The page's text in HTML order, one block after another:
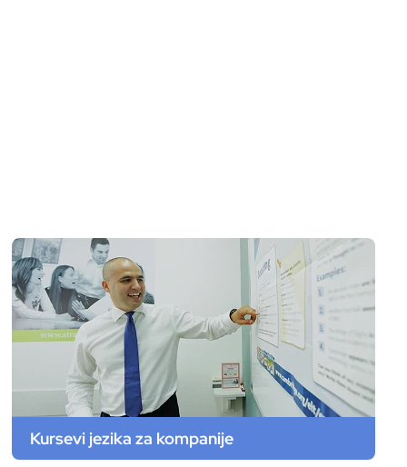
Kursevi jezika za kompanije